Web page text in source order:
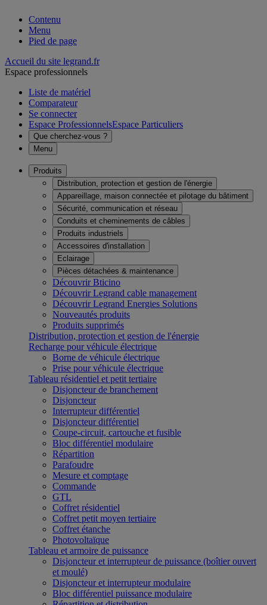
Contenu
Menu
Pied de page
Accueil du site legrand.fr
Espace professionnels
Liste de matériel
Comparateur
Se connecter
Espace ProfessionnelsEspace Particuliers
Que cherchez-vous ?
Menu
Produits
Distribution, protection et gestion de l'énergie
Appareillage, maison connectée et pilotage du bâtiment
Sécurité, communication et réseau
Conduits et cheminements de câbles
Produits industriels
Accessoires d'installation
Eclairage
Pièces détachées & maintenance
Découvrir Bticino
Découvrir Legrand cable management
Découvrir Legrand Energies Solutions
Nouveautés produits
Produits supprimés
Distribution, protection et gestion de l'énergie
Recharge pour véhicule électrique
Borne de véhicule électrique
Prise pour véhicule électrique
Tableau résidentiel et petit tertiaire
Disjoncteur de branchement
Disjoncteur
Interrupteur différentiel
Disjoncteur différentiel
Coupe-circuit, cartouche et fusible
Bloc différentiel modulaire
Répartition
Parafoudre
Mesure et comptage
Commande
GTL
Coffret résidentiel
Coffret petit moyen tertiaire
Coffret étanche
Photovoltaïque
Tableau et armoire de puissance
Disjoncteur et interrupteur de puissance (boîtier ouvert
et moulé)
Disjoncteur et interrupteur modulaire
Bloc différentiel puissance modulaire